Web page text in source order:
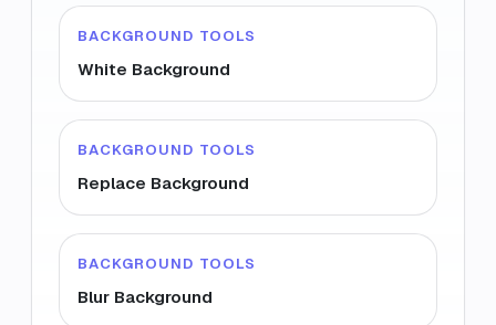
BACKGROUND TOOLS
White Background
BACKGROUND TOOLS
Replace Background
BACKGROUND TOOLS
Blur Background